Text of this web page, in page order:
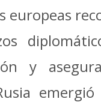
europeas
y